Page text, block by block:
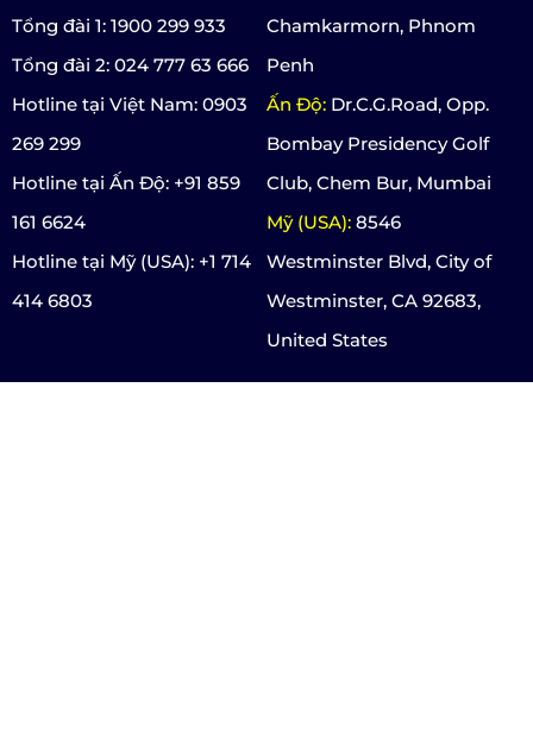
Tổng đài 1: 1900 299 933
Tổng đài 2: 024 777 63 666
Hotline tại Việt Nam: 0903
269 299
Hotline tại Ấn Độ: +91 859
161 6624
Hotline tại Mỹ (USA): +1 714
414 6803
Chamkarmorn, Phnom
Penh
Ấn Độ: Dr.C.G.Road, Opp.
Bombay Presidency Golf
Club, Chem Bur, Mumbai
Mỹ (USA): 8546
Westminster Blvd, City of
Westminster, CA 92683,
United States